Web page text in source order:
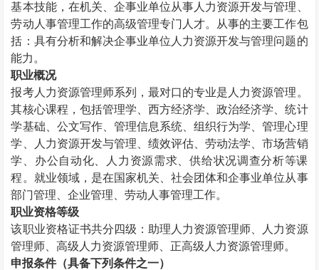
基本技能，在机关、企事业单位从事人力资源开发与管理、
劳动人事管理工作的高级管理专门人才。从事的主要工作包
括：具有分析和解决企事业单位人力资源开发与管理问题的
能力。
职业概况
报考人力资源管理师系列，最对口的专业是人力资源管理。
其核心课程，包括管理学、西方经济学、政治经济学、统计
学基础、公文写作、管理信息系统、组织行为学、管理心理
学、人力资源开发与管理、绩效评估、劳动法学、市场营销
学、办公自动化、人力资源需求、供给状况调查分析等课
程。就业领域，是在国家机关、社会团体和企事业单位从事
部门管理、企业管理、劳动人事管理工作。
职业资格等级
该职业资格证书共分四级：助理 人力资源管理师
人力资源
管理师 、高级 人力资源管理师 、正高级 人力资源管理师。
申报条件（具备下列条件之一）